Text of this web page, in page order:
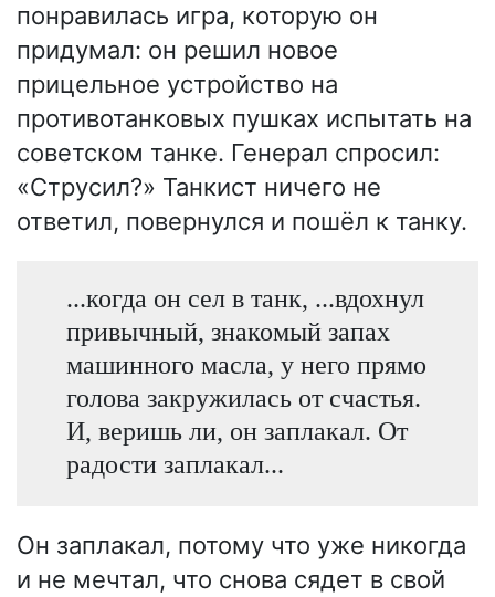
понравилась игра, которую он
придумал: он решил новое
прицельное устройство на
противотанковых пушках испытать на
советском танке. Генерал спросил:
«Струсил?» Танкист ничего не
ответил, повернулся и пошёл к танку.
...когда он сел в танк, ...вдохнул
привычный, знакомый запах
машинного масла, у него прямо
голова закружилась от счастья.
И, веришь ли, он заплакал. От
радости заплакал...
Он заплакал, потому что уже никогда
и не мечтал, что снова сядет в свой